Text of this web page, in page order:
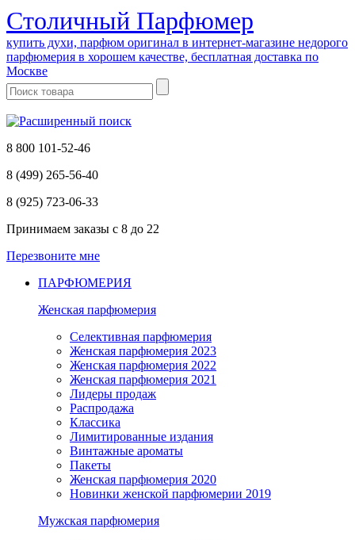
Cтоличный Парфюмер
купить духи, парфюм оригинал в интернет-магазине недорого
парфюмерия в хорошем качестве, бесплатная доставка по
Москве
8 800 101-52-46
8 (499) 265-56-40
8 (925) 723-06-33
Принимаем заказы с 8 до 22
Перезвоните мне
ПАРФЮМЕРИЯ
Женская парфюмерия
Селективная парфюмерия
Женская парфюмерия 2023
Женская парфюмерия 2022
Женская парфюмерия 2021
Лидеры продаж
Распродажа
Классика
Лимитированные издания
Винтажные ароматы
Пакеты
Женская парфюмерия 2020
Новинки женской парфюмерии 2019
Мужская парфюмерия